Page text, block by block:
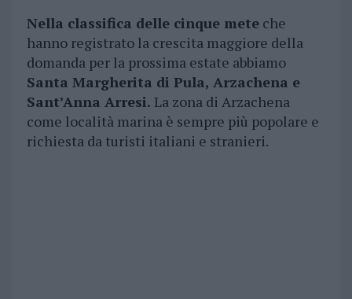
Nella classifica delle cinque meteche
hanno registrato la crescita maggiore della
domanda per la prossima estate abbiamo
Santa Margherita di Pula, Arzachena e
Sant’Anna Arresi. La zona di Arzachena
come località marina è sempre più popolare e
richiesta da turisti italiani e stranieri.